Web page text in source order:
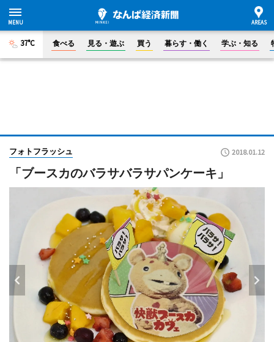
37°C 食べる 見る・遊ぶ 買う 暮らす・働く 学ぶ・知る
フォトフラッシュ 2018.01.12
「ブースカのバラサバラサパンケーキ」